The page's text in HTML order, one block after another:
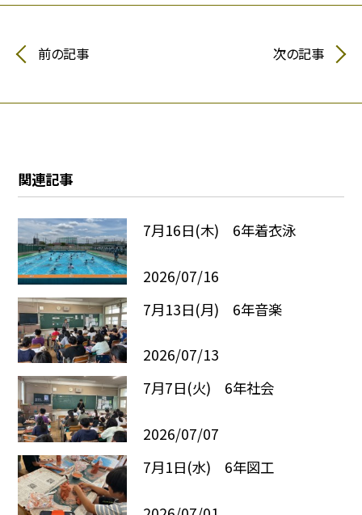
前の記事 次の記事
関連記事
7月16日(木) 6年着衣泳
2026/07/16
7月13日(月) 6年音楽
2026/07/13
7月7日(火) 6年社会
2026/07/07
7月1日(水) 6年図工